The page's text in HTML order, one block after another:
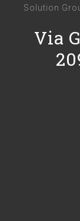
Solution
Via